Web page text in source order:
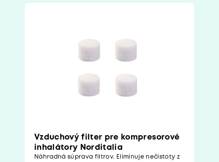
Vzduchový filter pre kompresorové
inhalátory Norditalia
Náhradná súprava filtrov. Eliminuje nečistoty z